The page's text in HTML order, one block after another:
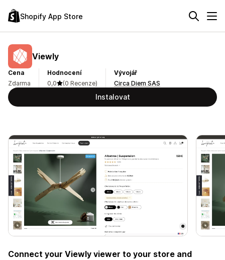
Shopify App Store
Viewly
Cena
Zdarma
Hodnocení
0,0
(0 Recenze)
Vývojář
Circa Diem SAS
Instalovat
Connect your Viewly viewer to your store and